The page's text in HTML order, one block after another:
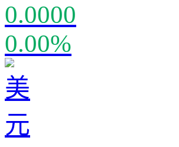
0.0000
0.00%